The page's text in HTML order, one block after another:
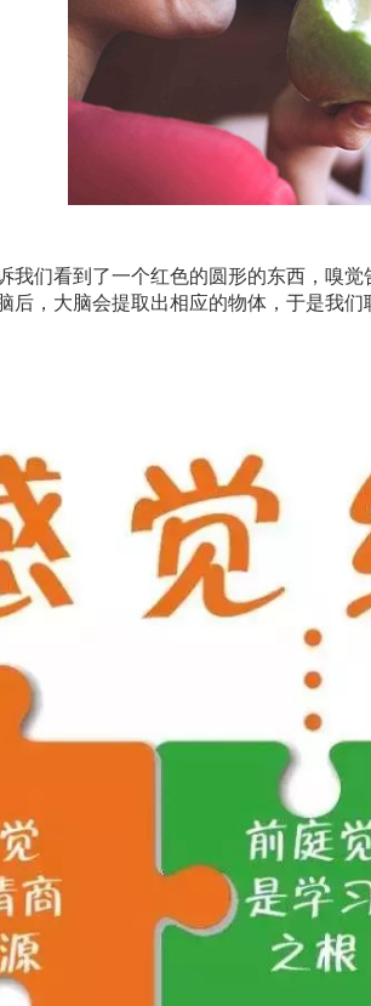
我们看到了一个红色的圆形的东西，嗅
后，大脑会提取出相应的物体，于是我